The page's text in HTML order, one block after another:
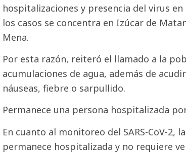
hospitalizaciones y presencia del virus
los casos se concentra en Izúcar de
Mena.
Por esta razón, reiteró el llamado a la
acumulaciones de agua, además de
náuseas, fiebre o sarpullido.
Permanece una persona hospitalizada
En cuanto al monitoreo del SARS-CoV-
permanece hospitalizada y no requiere